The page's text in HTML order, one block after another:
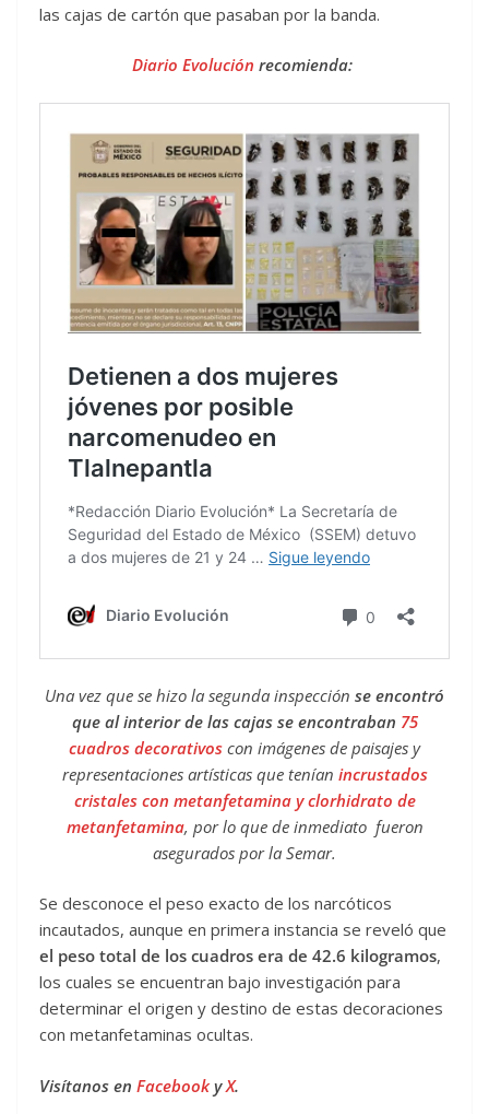
las cajas de cartón que pasaban por la banda.
Diario Evolución recomienda:
Una vez que se hizo la segunda inspección se encontró
que al interior de las cajas se encontraban 75
cuadros decorativos con imágenes de paisajes y
representaciones artísticas que tenían incrustados
cristales con metanfetamina y clorhidrato de
metanfetamina, por lo que de inmediato fueron
asegurados por la Semar.
Se desconoce el peso exacto de los narcóticos
incautados, aunque en primera instancia se reveló que
el peso total de los cuadros era de 42.6 kilogramos,
los cuales se encuentran bajo investigación para
determinar el origen y destino de estas decoraciones
con metanfetaminas ocultas.
Visítanos en FacebookyX.